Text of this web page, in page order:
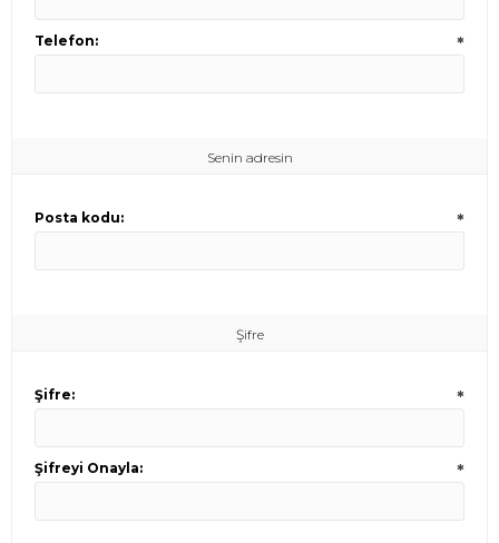
Telefon: *
Senin adresin
Posta kodu: *
Şifre
Şifre: *
Şifreyi Onayla: *